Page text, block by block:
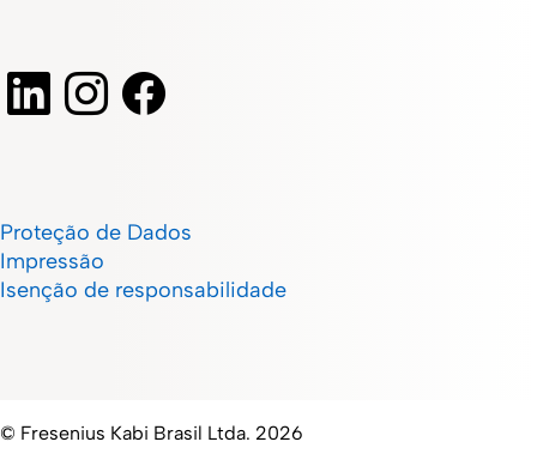
Proteção de Dados
Impressão
Isenção de responsabilidade
© Fresenius Kabi Brasil Ltda. 2026